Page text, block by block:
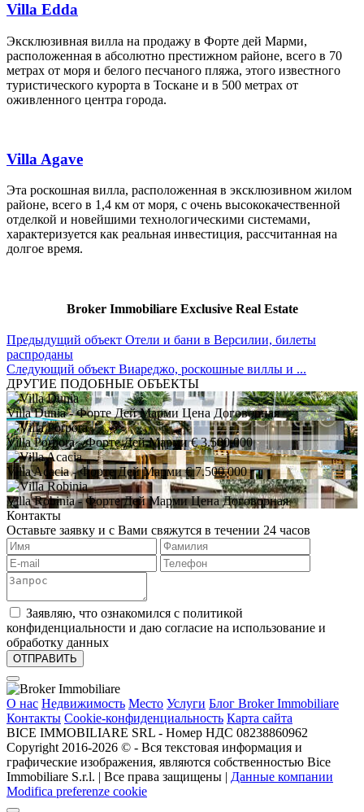
Villa Edda
Эксклюзивная вилла на продажу в Форте дей Марми,
расположенная в абсолютно престижном районе, всего в 70
метрах от моря и белого песчаного пляжа, этого известного
туристического курорта в Тоскане и в 500 метрах от
оживленного центра города.
Villa Agave
Эта роскошная вилла, расположенная в эксклюзивном жилом
районе, всего в 1,4 км от моря, с очень высококачественной
отделкой и новейшими технологическими системами,
характеризуется как реальная инвестиция, рассчитанная на
долгое время.
Broker Immobiliare Exclusive Real Estate
Предыдущий объект Отели и бани в Версилии, билеты
распроданы
Следующий объект Виареджо, роскошные виллы и ...
ДРУГИЕ ПОДОБНЫЕ ОБЪЕКТЫ
Villa Dunia- Форте Дей Марми Цена Договорная
Villa Porpora- Форте Дей Марми € 3.500.000
Villa Acacia- Форте Дей Марми € 7.500.000
Villa Robinia- Форте Дей Марми Цена Договорная
Контакты
Оставьте заявку и с Вами свяжутся в течении 24 часов
Заявляю, что ознакомился с политикой
конфиденциальности и даю согласие на использование и
обработку данных
О нас Недвижимость Место Услуги Блог Broker Immobiliare
Контакты Cookie-конфиденциальность Карта сайта
BICE IMMOBILIARE SRL - Номер НДС 08238860962
Copyright 2016-2026 ©️ - Вся текстовая информация и
графические изображения, являются собственностью Bice
Immobiliare S.r.l. | Все права защищены | Данные компании
Modifica preferenze cookie